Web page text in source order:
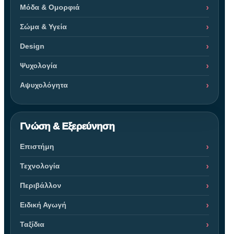
Μόδα & Ομορφιά
Σώμα & Υγεία
Design
Ψυχολογία
Αψυχολόγητα
Γνώση & Εξερεύνηση
Επιστήμη
Τεχνολογία
Περιβάλλον
Ειδική Αγωγή
Ταξίδια